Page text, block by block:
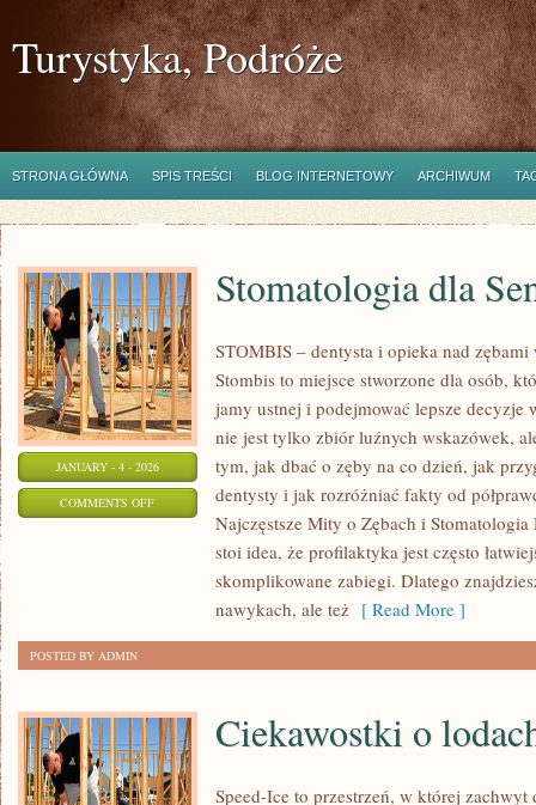
Turystyka, Podróże
STRONA GŁÓWNA SPIS TREŚCI BLOG INTERNETOWY ARCHIWUM
JANUARY - 4 - 2026
COMMENTS OFFON
STOMATOLOGIA
SENIORÓW
Stomatologia dla
STOMBIS – dentysta i opieka nad
Stombis to miejsce stworzone dla osób,
jamy ustnej i podejmować lepsze decyzje
nie jest tylko zbiór luźnych wskazówek,
tym, jak dbać o zęby na co dzień, jak
dentysty i jak rozróżniać fakty od
Najczęstsze Mity o Zębach i
stoi idea, że profilaktyka jest często
skomplikowane zabiegi. Dlatego
nawykach, ale też [ Read More ]
POSTED BY ADMIN
Ciekawostki o
Speed-Ice to przestrzeń, w której